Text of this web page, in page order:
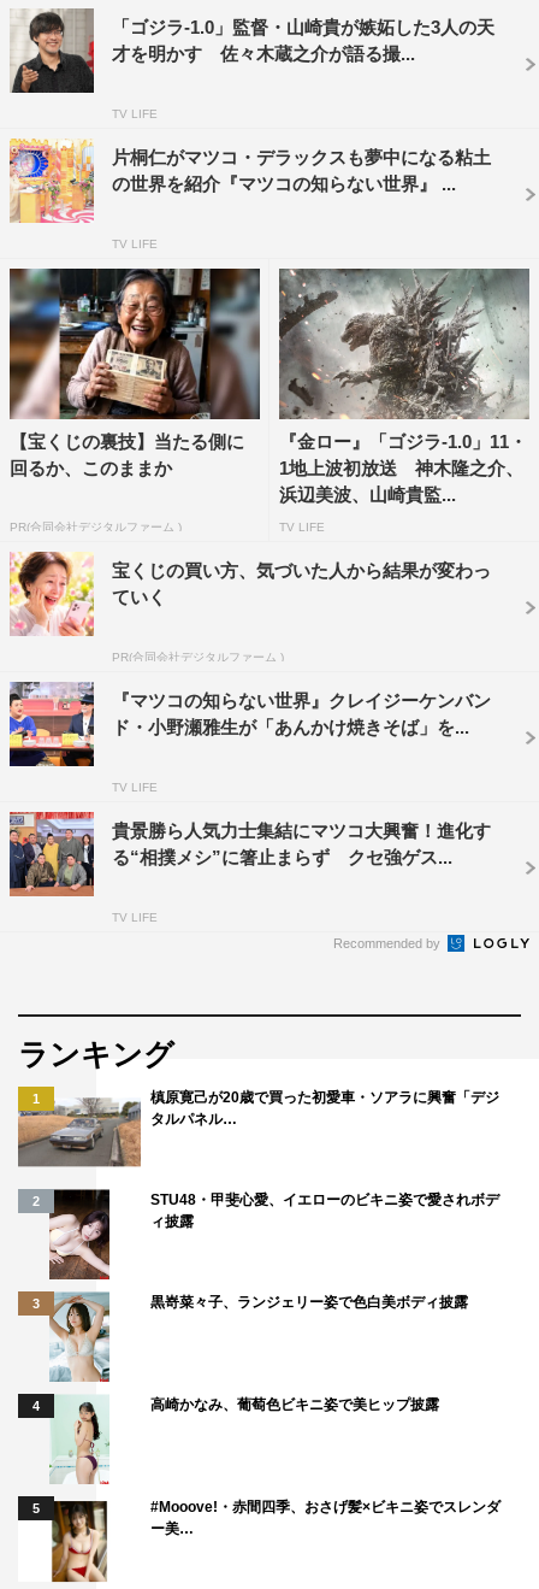
までほとんどの映画で観客が気づかないうちに使用されて
いるとも話す。そんな観客が一切気づかない「インビジブ
いく。
山崎貴監督コメント
『マツコの知らない世界』山崎貴©TBS
今回はVFXの話をしにきたのに、結果的にマツコさんのす
するだけで「こういうことでしょ？」とマツコさんから言
ってくることが全部当たっていて、本当に頭がいいなぁ
と。でも、とても楽しかったです。
番組情報
『マツコの知らない世界』
2024年5月28日（水）午後8時55分～
©TBS
マツコ・デラックス
「ゴジラ-1.0」監督・山崎貴が嫉妬した3人の天
才を明かす 佐々木蔵之介が語る撮...
TV LIFE
片桐仁がマツコ・デラックスも夢中になる粘土
の世界を紹介『マツコの知らない世界』 ...
TV LIFE
【宝くじの裏技】当たる側に
回るか、このままか
PR(合同会社デジタルファーム )
『金ロー』「ゴジラ-1.0」11・
1地上波初放送 神木隆之介、
浜辺美波、山崎貴監...
TV LIFE
宝くじの買い方、気づいた人から結果が変わっ
ていく
PR(合同会社デジタルファーム )
『マツコの知らない世界』クレイジーケンバン
ド・小野瀬雅生が「あんかけ焼きそば」を...
TV LIFE
貴景勝ら人気力士集結にマツコ大興奮！進化す
る“相撲メシ”に箸止まらず クセ強ゲス...
TV LIFE
Recommended by
ランキング
1
槙原寛己が20歳で買った初愛車・ソアラに興奮「デジ
タルパネル…
2
STU48・甲斐心愛、イエローのビキニ姿で愛されボデ
ィ披露
3 黒嵜菜々子、ランジェリー姿で色白美ボディ披露
4 高崎かなみ、葡萄色ビキニ姿で美ヒップ披露
5
#Mooove!・赤間四季、おさげ髪×ビキニ姿でスレンダ
ー美…